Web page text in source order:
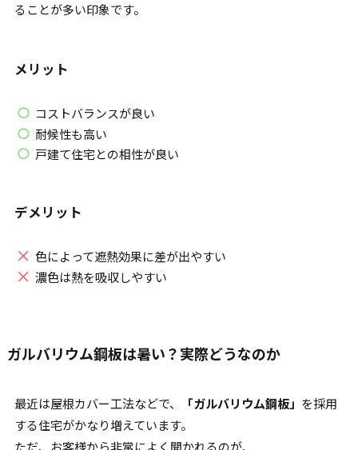
ることが多い印象です。
メリット
コストバランスが良い
耐候性も高い
戸建て住宅との相性が良い
デメリット
色によって遮熱効果に差が出やすい
濃色は熱を吸収しやすい
ガルバリウム鋼板は暑い？実際どうなのか
最近は屋根カバー工法などで、 「ガルバリウム鋼板」 を採用
する住宅がかなり増えています。
ただ、お客様から非常によく聞かれるのが、